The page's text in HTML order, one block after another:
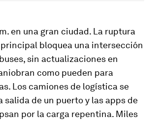
en una gran ciudad. La ruptura
bloquea una intersección
sin actualizaciones en
como pueden para
Los camiones de logística se
salida de un puerto y las apps de
por la carga repentina. Miles